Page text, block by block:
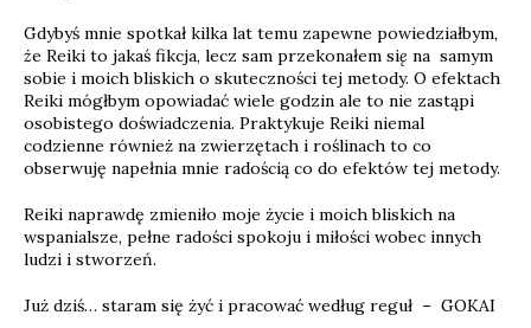
Gdybyś mnie spotkał kilka lat temu zapewne powiedziałbym,
że Reiki to jakaś fikcja, lecz sam przekonałem się na samym
sobie i moich bliskich o skuteczności tej metody. O efektach
Reiki mógłbym opowiadać wiele godzin ale to nie zastąpi
osobistego doświadczenia. Praktykuje Reiki niemal
codzienne również na zwierzętach i roślinach to co
obserwuję napełnia mnie radością co do efektów tej metody.
Reiki naprawdę zmieniło moje życie i moich bliskich na
wspanialsze, pełne radości spokoju i miłości wobec innych
ludzi i stworzeń.
Już dziś… staram się żyć i pracować według reguł – GOKAI